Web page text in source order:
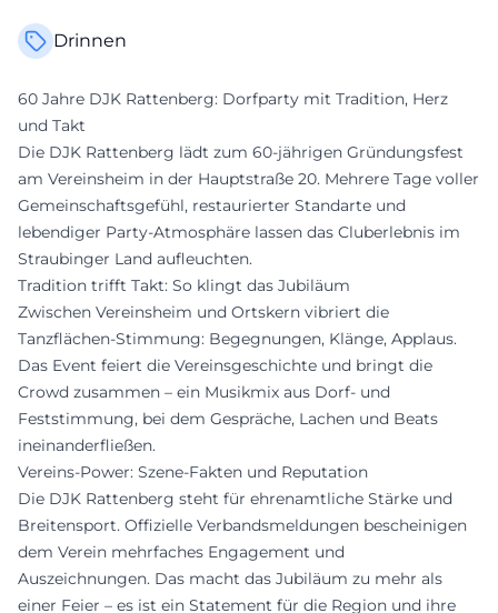
Drinnen
60 Jahre DJK Rattenberg: Dorfparty mit Tradition, Herz
und Takt
Die DJK Rattenberg lädt zum 60-jährigen Gründungsfest
am Vereinsheim in der Hauptstraße 20. Mehrere Tage voller
Gemeinschaftsgefühl, restaurierter Standarte und
lebendiger Party-Atmosphäre lassen das Cluberlebnis im
Straubinger Land aufleuchten.
Tradition trifft Takt: So klingt das Jubiläum
Zwischen Vereinsheim und Ortskern vibriert die
Tanzflächen-Stimmung: Begegnungen, Klänge, Applaus.
Das Event feiert die Vereinsgeschichte und bringt die
Crowd zusammen – ein Musikmix aus Dorf- und
Feststimmung, bei dem Gespräche, Lachen und Beats
ineinanderfließen.
Vereins-Power: Szene-Fakten und Reputation
Die DJK Rattenberg steht für ehrenamtliche Stärke und
Breiten­sport. Offizielle Verbandsmeldungen bescheinigen
dem Verein mehrfaches Engagement und
Auszeichnungen. Das macht das Jubiläum zu mehr als
einer Feier – es ist ein Statement für die Region und ihre